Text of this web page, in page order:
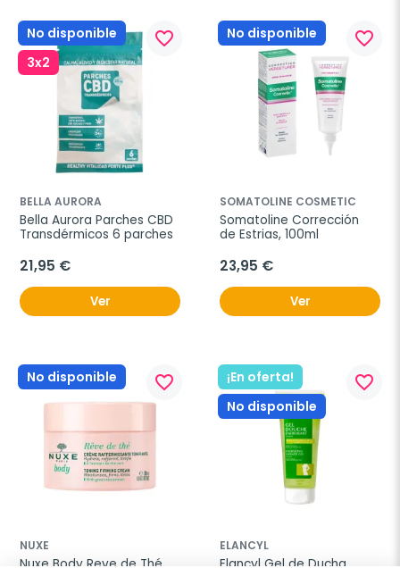
No disponible
3x2
favorite_border
BELLA AURORA
Bella Aurora Parches CBD
Transdérmicos 6 parches
21,95 €
Ver
No disponible favorite_border
SOMATOLINE COSMETIC
Somatoline Corrección
de Estrias, 100ml
23,95 €
Ver
No disponible favorite_border
NUXE
Nuxe Body Reve de Thé
¡En oferta!
No disponible
favorite_border
ELANCYL
Elancyl Gel de Ducha